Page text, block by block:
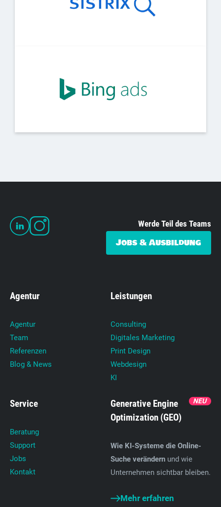
Werde Teil des Teams
Jobs & Ausbildung
Agentur
Agentur
Team
Referenzen
Blog & News
Leistungen
Consulting
Digitales Marketing
Print Design
Webdesign
KI
Service
Beratung
Support
Jobs
Kontakt
Generative Engine
Optimization (GEO)
NEU
Wie KI-Systeme die Online-
Suche verändern und wie
Unternehmen sichtbar bleiben.
Mehr erfahren